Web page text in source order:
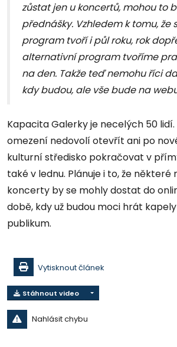
zůstat jen u koncertů, mohou to
přednášky. Vzhledem k tomu, že
program tvoří i půl roku, rok
alternativní program tvoříme
na den. Takže teď nemohu říci
kdy budou, ale vše bude na
Kapacita Galerky je necelých 50 lidí.
omezení nedovolí otevřít ani po
kulturní středisko pokračovat v
také v lednu. Plánuje i to, že některé
koncerty by se mohly dostat do
době, kdy už budou moci hrát
publikum.
Vytisknout článek
Stáhnout video
Nahlásit chybu